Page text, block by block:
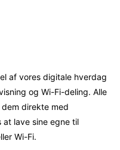
af vores digitale hverdag
og Wi-Fi-deling. Alle
direkte med
lave sine egne til
Wi-Fi.